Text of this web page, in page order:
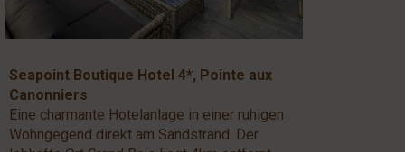
Seapoint Boutique Hotel 4*, Pointe aux
Canonniers
Eine charmante Hotelanlage in einer ruhigen
Wohngegend direkt am Sandstrand. Der